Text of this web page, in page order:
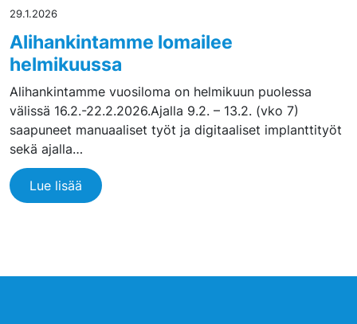
29.1.2026
Alihankintamme lomailee
helmikuussa
Alihankintamme vuosiloma on helmikuun puolessa
välissä 16.2.-22.2.2026.Ajalla 9.2. – 13.2. (vko 7)
saapuneet manuaaliset työt ja digitaaliset implanttityöt
sekä ajalla…
Lue lisää